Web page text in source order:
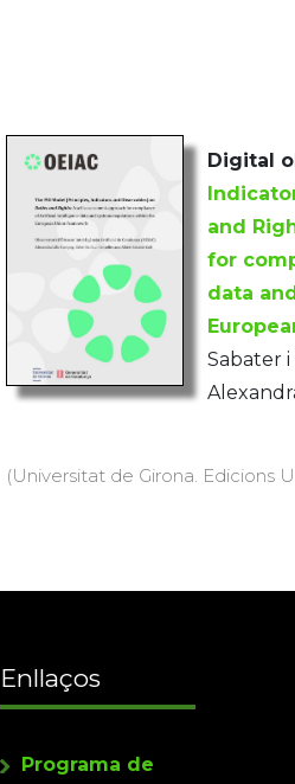
Digital
and
for
data
Sabater
(Universitat de Girona. Edicions
Enllaços
Programa de